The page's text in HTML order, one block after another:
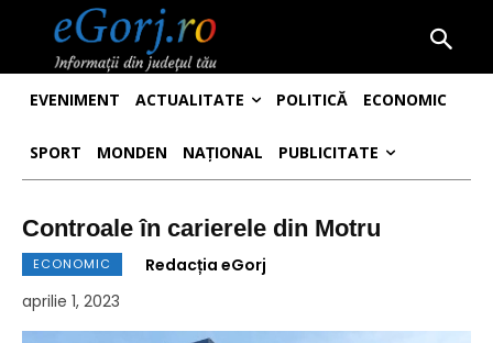
EVENIMENT ACTUALITATE POLITICĂ ECONOMIC
SPORT MONDEN NAȚIONAL PUBLICITATE
Controale în carierele din Motru
ECONOMIC
Redacția eGorj
aprilie 1, 2023